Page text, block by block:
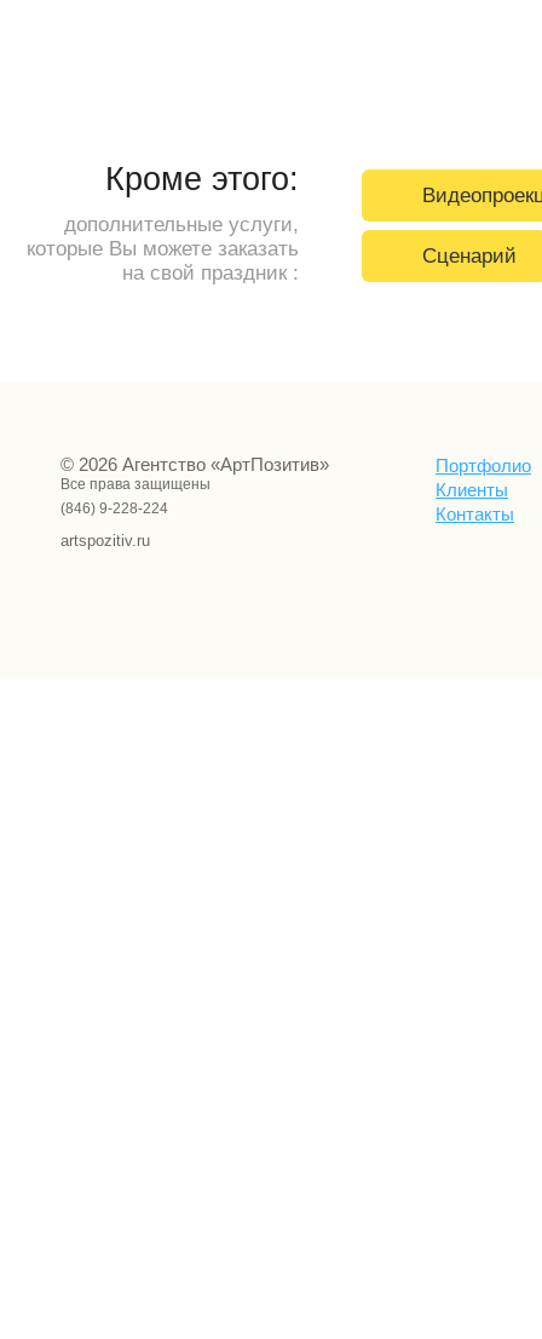
Кроме этого:
дополнительные услуги,
которые Вы можете заказать
на свой праздник :
Сценарий
© 2026 Агентство «АртПозитив»
Все права защищены
(846) 9-228-224
artspozitiv.ru
Портфолио
Клиенты
Контакты